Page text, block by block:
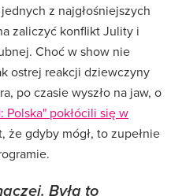
z najgłośniejszych
zaliczyć konflikt Julity i
Choć w show nie
ostrej reakcji dziewczyny
po czasie wyszło na jaw, o
pokłócili się w
że gdyby mógł, to zupełnie
Była to